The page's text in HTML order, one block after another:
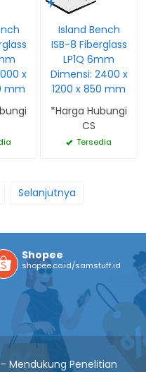
x
mm
Island Bench
ISB-8 Fiberglass
LP1Q 6mm
Dimensi: 2400 x
1200 x 850 mm
*Harga Hubungi
CS
Tersedia
Selanjutnya
Shopee
shopee.co.id/samstuff.id
Mendukung Penelitian